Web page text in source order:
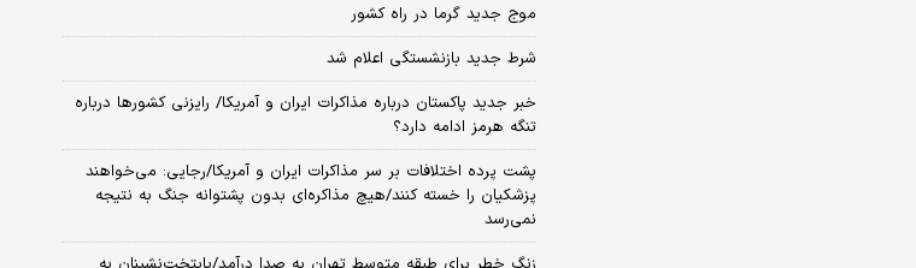
موج جدید گرما در راه کشور
شرط جدید بازنشستگی اعلام شد
خبر جدید پاکستان درباره مذاکرات ایران و آمریکا/ رایزنی کشورها درباره
تنگه هرمز ادامه دارد؟
پشت پرده اختلافات بر سر مذاکرات ایران و آمریکا/رجایی: می‌خواهند
پزشکیان را خسته کنند/هیچ مذاکره‌ای بدون پشتوانه جنگ به نتیجه
نمی‌رسد